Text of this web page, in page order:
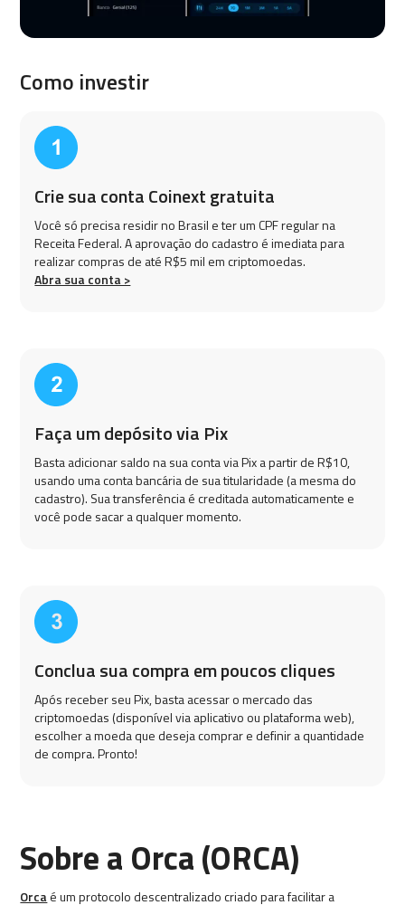
Como investir
Crie sua conta Coinext gratuita
Você só precisa residir no Brasil e ter um CPF regular na
Receita Federal. A aprovação do cadastro é imediata para
realizar compras de até R$5 mil em criptomoedas.
Abra sua conta >
Faça um depósito via Pix
Basta adicionar saldo na sua conta via Pix a partir de R$10,
usando uma conta bancária de sua titularidade (a mesma do
cadastro). Sua transferência é creditada automaticamente e
você pode sacar a qualquer momento.
Conclua sua compra em poucos cliques
Após receber seu Pix, basta acessar o mercado das
criptomoedas (disponível via aplicativo ou plataforma web),
escolher a moeda que deseja comprar e definir a quantidade
de compra. Pronto!
Sobre a Orca (ORCA)
Orcaé um protocolo descentralizado criado para facilitar a